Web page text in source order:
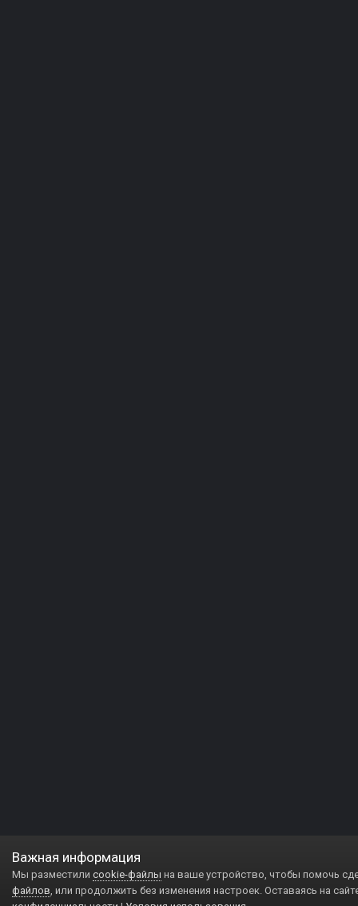
Важная информация
Мы разместили cookie-файлы на ваше устройство, чтобы помочь
файлов, или продолжить без изменения настроек. Оставаясь на